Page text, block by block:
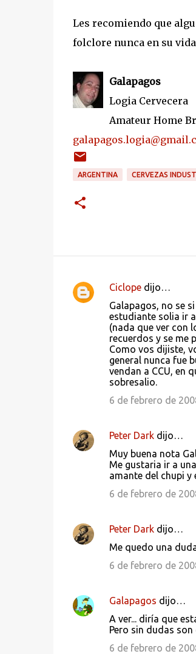
Les recomiendo que
folclore nunca en su
Galapagos
Logia Cervecera
Amateur Home
ARGENTINA CERVEZAS
C
i
o
Ciclopedijo…
Galapagos, no se
estudiante solia ir
(nada que ver con
recuerdos y se me
Como vos dijiste,
general nunca fue
vendan a CCU, en
sobresalio.
6 de febrero de
Peter Darkdijo…
Muy buena nota
Me gustaria ir a
amante del chupi y
6 de febrero de
Peter Darkdijo…
Me quedo una
6 de febrero de
Galapagos dijo…
A ver... diría que
Pero sin dudas
6 de febrero de